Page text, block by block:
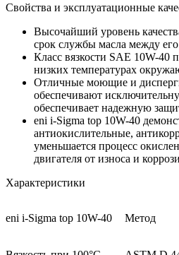
Свойства и эксплуатационные
Высочайший уровень
срок службы масла между
Класс вязкости SAE 10W-40
низких температурах
Отличные моющие и
обеспечивают
обеспечивает надежную
eni i-Sigma top 10W-40
антиокислительные,
уменьшается процесс
двигателя от износа и
Характеристики
eni i-Sigma top 10W-40 Метод